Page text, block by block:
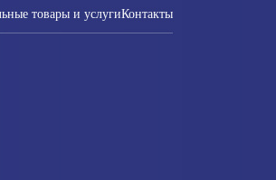
товары и услугиКонтакты